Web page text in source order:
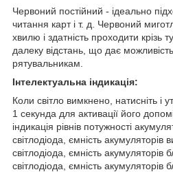
Червоний постійний - ідеально
читання карт і т. д. Червоний
хвилю і здатність проходити крізь
далеку відстань, що дає
рятувальникам.
Інтелектуальна індикація:
Коли світло вимкнено, натисніть і
1 секунда для активації його
індикація рівнів потужності
світлодіода, ємність
світлодіода, ємність акумуляторів
світлодіода, ємність акумуляторів